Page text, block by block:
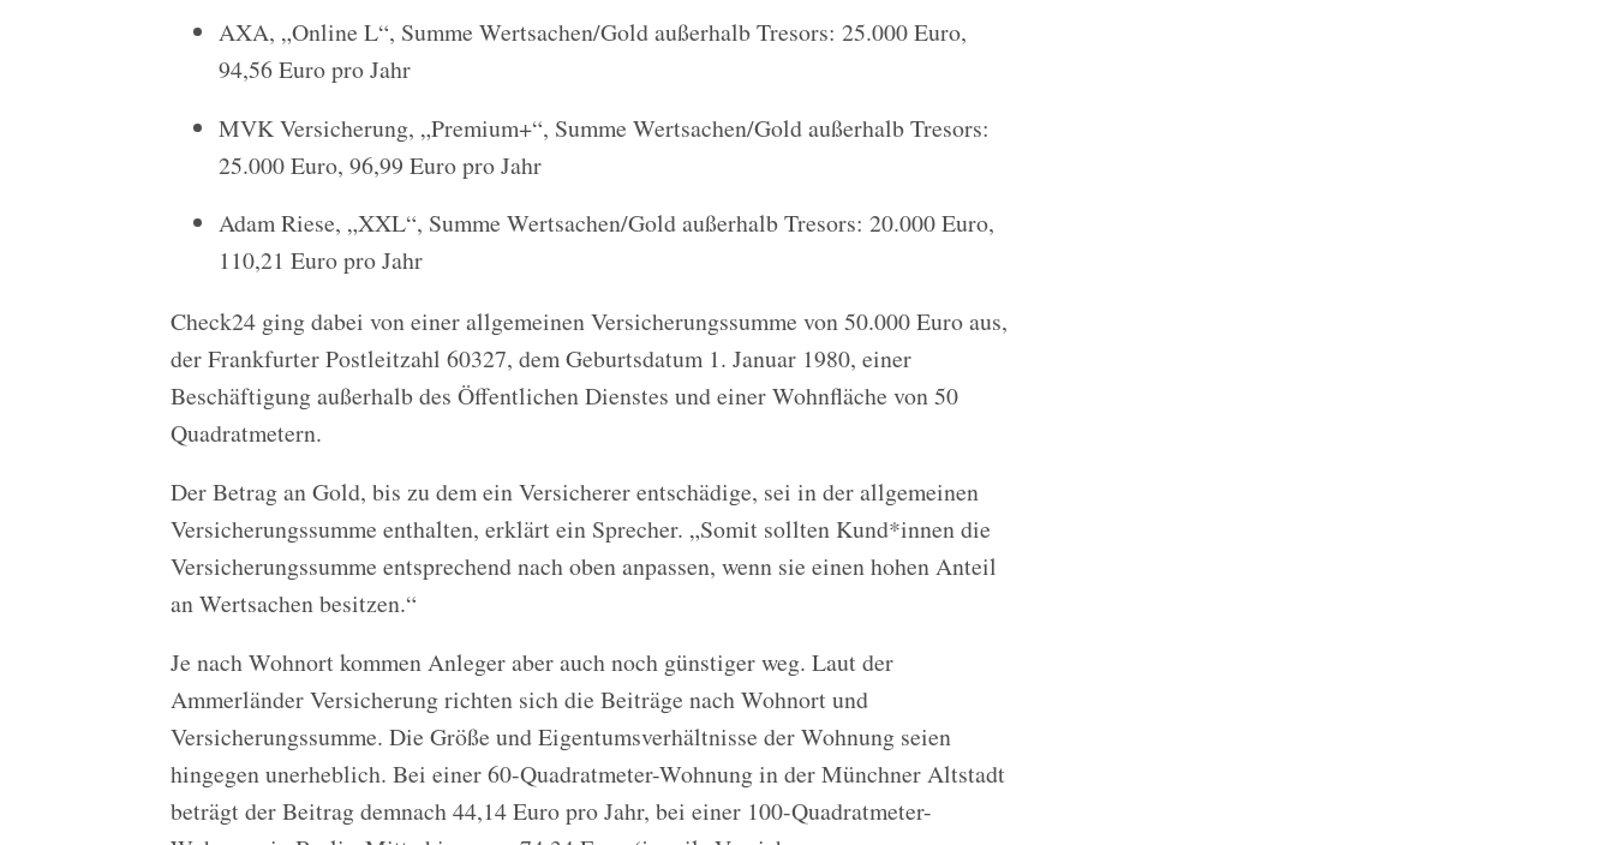
AXA, „Online L“, Summe Wertsachen/Gold außerhalb Tresors: 25.000 Euro,
94,56 Euro pro Jahr
MVK Versicherung, „Premium+“, Summe Wertsachen/Gold außerhalb Tresors:
25.000 Euro, 96,99 Euro pro Jahr
Adam Riese, „XXL“, Summe Wertsachen/Gold außerhalb Tresors: 20.000 Euro,
110,21 Euro pro Jahr
Check24 ging dabei von einer allgemeinen Versicherungssumme von 50.000 Euro aus,
der Frankfurter Postleitzahl 60327, dem Geburtsdatum 1. Januar 1980, einer
Beschäftigung außerhalb des Öffentlichen Dienstes und einer Wohnfläche von 50
Quadratmetern.
Der Betrag an Gold, bis zu dem ein Versicherer entschädige, sei in der allgemeinen
Versicherungssumme enthalten, erklärt ein Sprecher. „Somit sollten Kund*innen die
Versicherungssumme entsprechend nach oben anpassen, wenn sie einen hohen Anteil
an Wertsachen besitzen.“
Je nach Wohnort kommen Anleger aber auch noch günstiger weg. Laut der
Ammerländer Versicherung richten sich die Beiträge nach Wohnort und
Versicherungssumme. Die Größe und Eigentumsverhältnisse der Wohnung seien
hingegen unerheblich. Bei einer 60-Quadratmeter-Wohnung in der Münchner Altstadt
beträgt der Beitrag demnach 44,14 Euro pro Jahr, bei einer 100-Quadratmeter-